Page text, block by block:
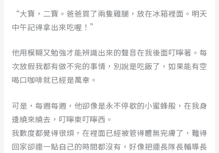
“大寶，二寶。爸爸買了兩隻雞腿，放在冰箱裡面。明天
中午記得拿出來吃喔！”
他用模糊又勉強才能辨識出來的聲音在我後面叮嚀著。每
次放假我都有做不完的事情，別說是吃飯了，如果能有空
喝口咖啡就已經是萬幸。
可是，每週每週，他卻像是永不停歇的小蜜蜂般，在我身
邊繞來繞去，叮嚀東叮嚀西。
我數度都覺得很煩，在裡面已經被管得體無完膚了，難得
回家卻連一點自己的時間都沒有，好像把連長隊長輔導長